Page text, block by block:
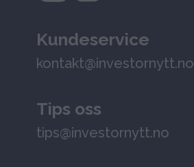
Kundeservice
kontakt@investornytt.no
Tips oss
tips@investornytt.no